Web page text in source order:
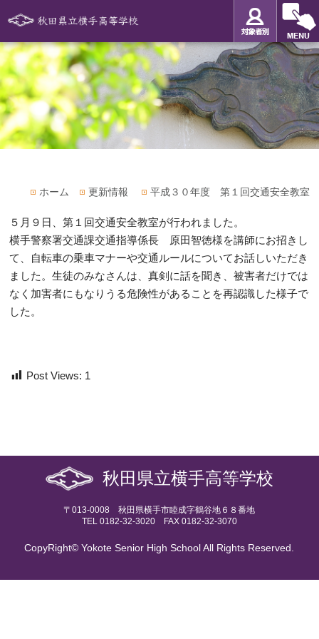
ホーム 更新情報 平成３０年度 第１回交通安全教室
５月９日、第１回交通安全教室が行われました。
横手警察署交通課交通指導係長 原田智徳様を講師にお招きし
て、自転車の乗車マナーや交通ルールについてお話しいただき
ました。生徒のみなさんは、真剣に話を聞き、被害者だけでは
なく加害者にもなりうる危険性があることを再認識した様子で
した。
Post Views: 1
秋田県立横手高等学校
〒013-0008 秋田県横手市睦成字鶴谷地６８番地
TEL 0182-32-3020 FAX 0182-32-3070
CopyRight© Yokote Senior High School All Rights Reserved.